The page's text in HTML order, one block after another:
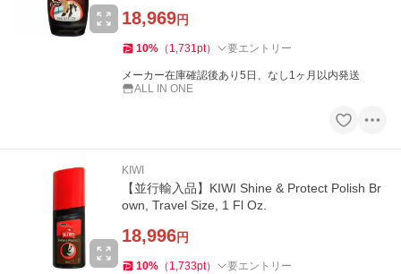
18,969円
10% （ 1,731pt） 要エントリー
メーカー在庫確認後あり5日、なし1ヶ月以内発送
ALL IN ONE
KIWI
【並行輸入品】KIWI Shine & Protect Polish Br
own, Travel Size, 1 Fl Oz.
18,996円
10% （ 1,733pt） 要エントリー